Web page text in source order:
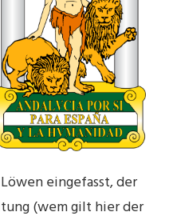
eingefasst, der
(wem gilt hier der